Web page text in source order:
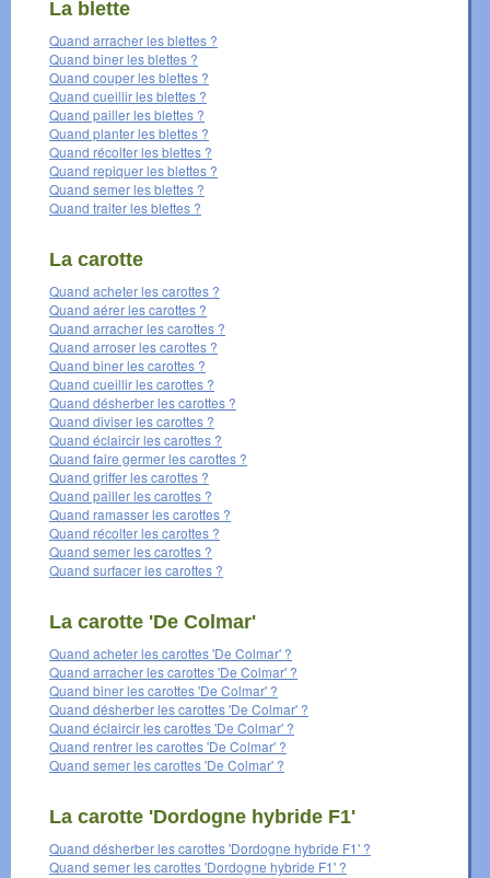
La blette
Quand arracher les blettes ?
Quand biner les blettes ?
Quand couper les blettes ?
Quand cueillir les blettes ?
Quand pailler les blettes ?
Quand planter les blettes ?
Quand récolter les blettes ?
Quand repiquer les blettes ?
Quand semer les blettes ?
Quand traiter les blettes ?
La carotte
Quand acheter les carottes ?
Quand aérer les carottes ?
Quand arracher les carottes ?
Quand arroser les carottes ?
Quand biner les carottes ?
Quand cueillir les carottes ?
Quand désherber les carottes ?
Quand diviser les carottes ?
Quand éclaircir les carottes ?
Quand faire germer les carottes ?
Quand griffer les carottes ?
Quand pailler les carottes ?
Quand ramasser les carottes ?
Quand récolter les carottes ?
Quand semer les carottes ?
Quand surfacer les carottes ?
La carotte 'De Colmar'
Quand acheter les carottes 'De Colmar' ?
Quand arracher les carottes 'De Colmar' ?
Quand biner les carottes 'De Colmar' ?
Quand désherber les carottes 'De Colmar' ?
Quand éclaircir les carottes 'De Colmar' ?
Quand rentrer les carottes 'De Colmar' ?
Quand semer les carottes 'De Colmar' ?
La carotte 'Dordogne hybride F1'
Quand désherber les carottes 'Dordogne hybride F1' ?
Quand semer les carottes 'Dordogne hybride F1' ?